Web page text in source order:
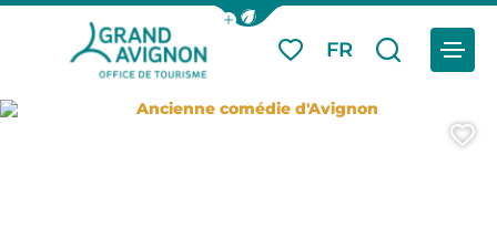
Afficher la barre de navigation du
Grand Avignon Tourisme
Mes favoris
FR
Je
Menu
Ancienne comédie d'Avignon